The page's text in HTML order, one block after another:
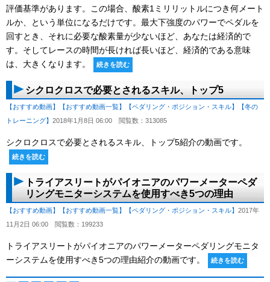
評価基準があります。この場合、酸素1ミリリットルにつき何メート
ルか、という単位になるだけです。最大下強度のパワーでペダルを
回すとき、それに必要な酸素量が少ないほど、あなたは経済的で
す。そしてレースの時間が長ければ長いほど、経済的である意味
は、大きくなります。
続きを読む
シクロクロスで必要とされるスキル、トップ5
【おすすめ動画】 【おすすめ動画一覧】 【ペダリング・ポジション・スキル】
【冬の
トレーニング】 2018年1月8日 06:00 閲覧数：313085
シクロクロスで必要とされるスキル、トップ5紹介の動画です。
続きを読む
トライアスリートがパイオニアのパワーメーターペダ
リングモニターシステムを使用すべき5つの理由
【おすすめ動画】 【おすすめ動画一覧】 【ペダリング・ポジション・スキル】 2017年
11月2日 06:00 閲覧数：199233
トライアスリートがパイオニアのパワーメーターペダリングモニタ
ーシステムを使用すべき5つの理由紹介の動画です。
続きを読む